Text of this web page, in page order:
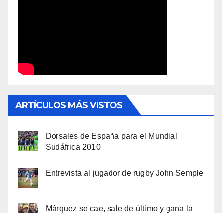
ARTÍCULOS MÁS VISTOS
Dorsales de España para el Mundial
Sudáfrica 2010
Entrevista al jugador de rugby John Semple
Márquez se cae, sale de último y gana la